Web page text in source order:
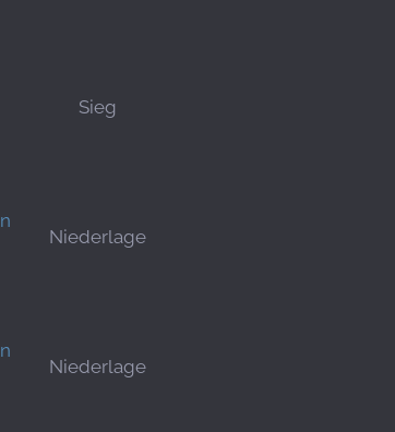
Sieg
Niederlage
Niederlage